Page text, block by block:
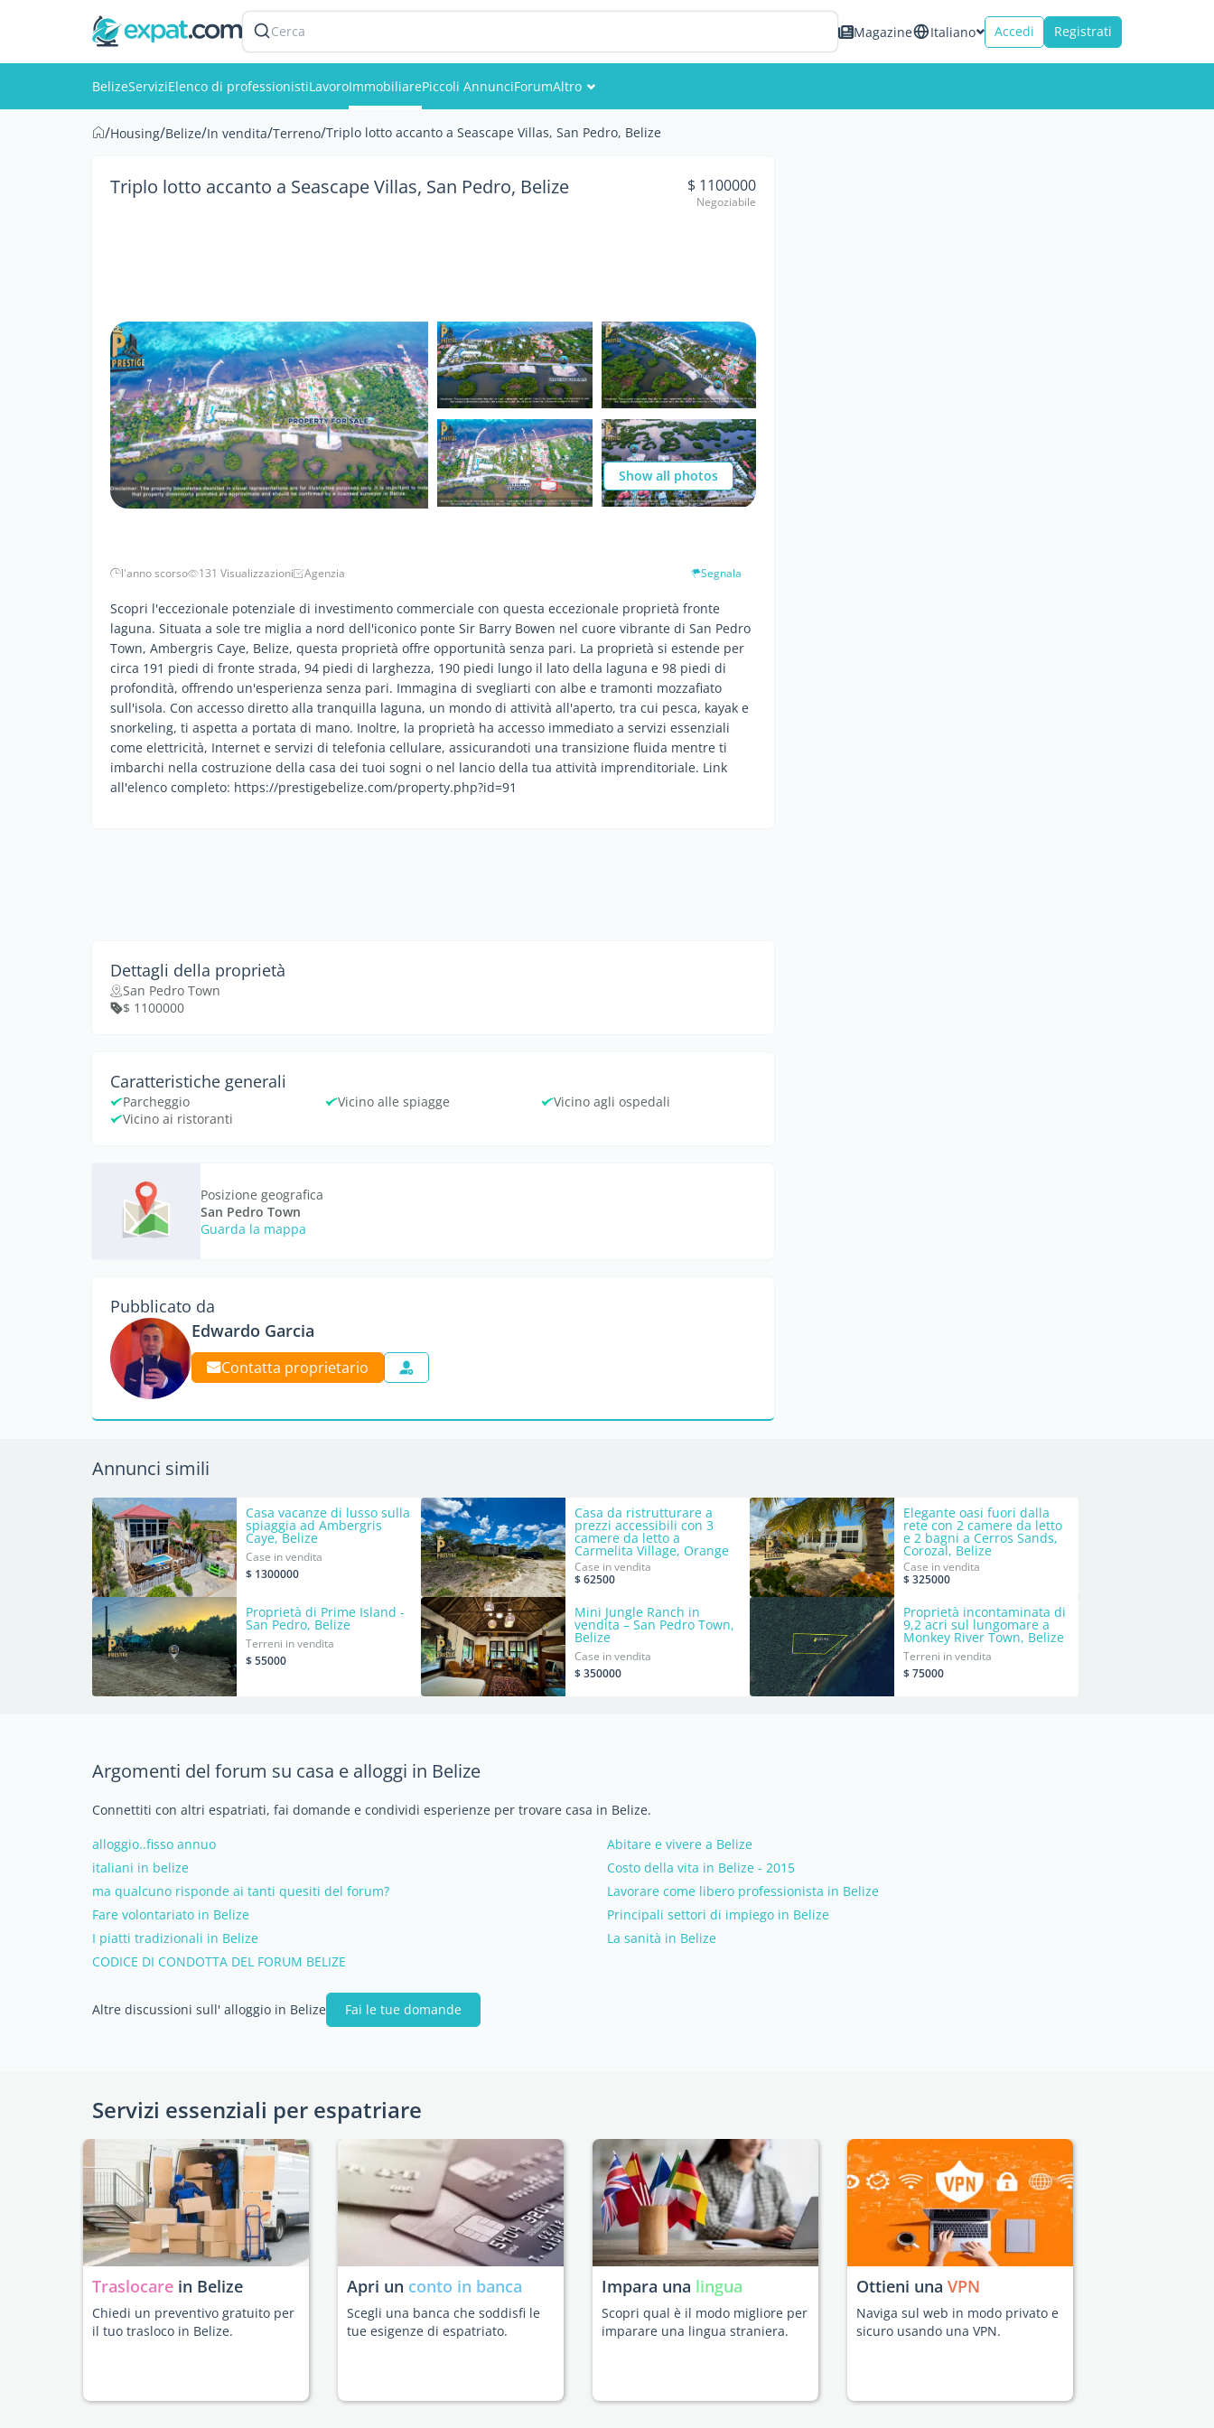
Cerca Magazine Italiano Accedi Registrati
BelizeServiziElenco di professionistiLavoroImmobiliarePiccoli AnnunciForumAltro
Eventi
/Housing/Belize/In vendita/Terreno/Triplo lotto accanto a Seascape Villas, San Pedro, Belize
Triplo lotto accanto a Seascape Villas, San Pedro, Belize $ 1100000
Negoziabile
Show all photos
l'anno scorso 131 Visualizzazioni Agenzia Segnala
Scopri l'eccezionale potenziale di investimento commerciale con questa eccezionale proprietà fronte
laguna. Situata a sole tre miglia a nord dell'iconico ponte Sir Barry Bowen nel cuore vibrante di San Pedro
Town, Ambergris Caye, Belize, questa proprietà offre opportunità senza pari. La proprietà si estende per
circa 191 piedi di fronte strada, 94 piedi di larghezza, 190 piedi lungo il lato della laguna e 98 piedi di
profondità, offrendo un'esperienza senza pari. Immagina di svegliarti con albe e tramonti mozzafiato
sull'isola. Con accesso diretto alla tranquilla laguna, un mondo di attività all'aperto, tra cui pesca, kayak e
snorkeling, ti aspetta a portata di mano. Inoltre, la proprietà ha accesso immediato a servizi essenziali
come elettricità, Internet e servizi di telefonia cellulare, assicurandoti una transizione fluida mentre ti
imbarchi nella costruzione della casa dei tuoi sogni o nel lancio della tua attività imprenditoriale. Link
all'elenco completo: https://prestigebelize.com/property.php?id=91
Dettagli della proprietà
San Pedro Town
$ 1100000
Caratteristiche generali
Parcheggio Vicino alle spiagge
Vicino agli ospedali
Vicino ai ristoranti
Posizione geografica
San Pedro Town
Guarda la mappa
Pubblicato da
Edwardo Garcia
Contatta proprietario
Annunci simili
Casa vacanze di lusso sulla
spiaggia ad Ambergris
Caye, Belize
Case in vendita
$ 1300000
Casa da ristrutturare a
prezzi accessibili con 3
camere da letto a
Carmelita Village, Orange
Walk
Case in vendita
$ 62500
Elegante oasi fuori dalla
rete con 2 camere da letto
e 2 bagni a Cerros Sands,
Corozal, Belize
Case in vendita
$ 325000
Proprietà di Prime Island -
San Pedro, Belize
Terreni in vendita
$ 55000
Mini Jungle Ranch in
vendita – San Pedro Town,
Belize
Case in vendita
$ 350000
Proprietà incontaminata di
9,2 acri sul lungomare a
Monkey River Town, Belize
Terreni in vendita
$ 75000
Argomenti del forum su casa e alloggi in Belize
Connettiti con altri espatriati, fai domande e condividi esperienze per trovare casa in Belize.
alloggio..fisso annuo
Abitare e vivere a Belize
italiani in belize
Costo della vita in Belize - 2015
ma qualcuno risponde ai tanti quesiti del forum?
Lavorare come libero professionista in Belize
Fare volontariato in Belize
Principali settori di impiego in Belize
I piatti tradizionali in Belize
La sanità in Belize
CODICE DI CONDOTTA DEL FORUM BELIZE
Altre discussioni sull' alloggio in Belize Fai le tue domande
Servizi essenziali per espatriare
Traslocare in Belize
Chiedi un preventivo gratuito per
il tuo trasloco in Belize.
Apri un conto in banca
Scegli una banca che soddisfi le
tue esigenze di espatriato.
Impara una lingua
Scopri qual è il modo migliore per
imparare una lingua straniera.
Ottieni una VPN
Naviga sul web in modo privato e
sicuro usando una VPN.